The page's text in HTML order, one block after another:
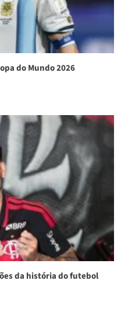
do Mundo 2026
da história do futebol